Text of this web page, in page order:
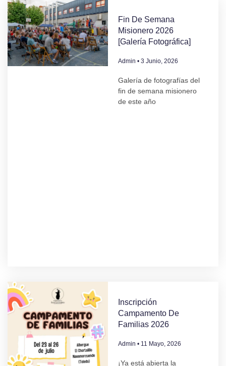
Fin De Semana
Misionero 2026
[Galería Fotográfica]
Admin 3 Junio, 2026
Galería de fotografías del
fin de semana misionero
de este año
Inscripción
Campamento De
Familias 2026
Admin 11 Mayo, 2026
¡Ya está abierta la